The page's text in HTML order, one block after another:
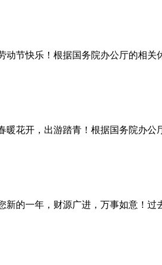
节快乐！根据国务院办公厅的相关
花开，出游踏青！根据国务院办公
的一年，财源广进，万事如意！过